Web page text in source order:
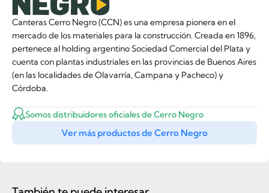
Canteras Cerro Negro (CCN) es una empresa pionera en el
mercado de los materiales para la construcción. Creada en 1896,
pertenece al holding argentino Sociedad Comercial del Plata y
cuenta con plantas industriales en las provincias de Buenos Aires
(en las localidades de Olavarría, Campana y Pacheco) y
Córdoba.
Somos distribuidores oficiales de Cerro Negro
Ver más productos de Cerro Negro